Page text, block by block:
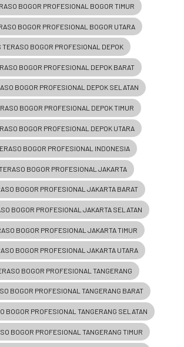
BOGOR PROFESIONAL BOGOR TIMUR
BOGOR PROFESIONAL BOGOR UTARA
TERASO BOGOR PROFESIONAL DEPOK
BOGOR PROFESIONAL DEPOK BARAT
BOGOR PROFESIONAL DEPOK SELATAN
BOGOR PROFESIONAL DEPOK TIMUR
BOGOR PROFESIONAL DEPOK UTARA
BOGOR PROFESIONAL INDONESIA
BOGOR PROFESIONAL JAKARTA
BOGOR PROFESIONAL JAKARTA BARAT
BOGOR PROFESIONAL JAKARTA SELATAN
BOGOR PROFESIONAL JAKARTA TIMUR
BOGOR PROFESIONAL JAKARTA UTARA
BOGOR PROFESIONAL TANGERANG
BOGOR PROFESIONAL TANGERANG BARAT
BOGOR PROFESIONAL TANGERANG SELATAN
BOGOR PROFESIONAL TANGERANG TIMUR